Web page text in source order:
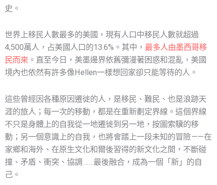
史。
世界上移民人數最多的美國，現有人口中移民人數就超過
4,500萬人，占美國人口的13.6%。其中， 最多人由墨西哥移
民而來 。直至今日，美墨邊界依舊彌漫著困惑和混亂，美國
境內也依然有許多像Hellen一樣想回家卻只能等待的人。
這些曾經因各種原因遷徙的人，是移民、難民、也是浪跡天
涯的旅人；每一次的移動，都是在重新劃定界線。這個界線
不只是身體上的自我從一地遷徙到另一地，按圖索驥的移
動；另一個意識上的自我，也將會踏上一段未知的冒險 ——在
家鄉和海外、在原生文化和爾後習得的新文化之間，不斷碰
撞、矛盾、衝突、協調 ……最後融合，成為一個「新」的自
己。